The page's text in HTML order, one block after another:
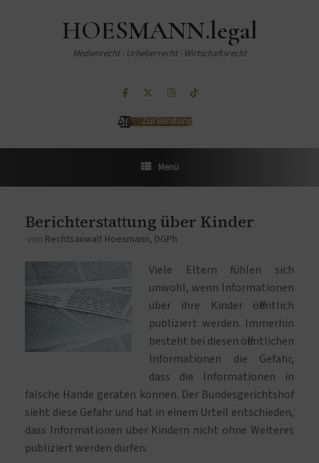
HOESMANN.legal
Medienrecht · Urheberrecht · Wirtschaftsrecht
Zur Beratung
Menü
Berichterstattung über Kinder
von Rechtsanwalt Hoesmann, DGPh
Viele Eltern fühlen sich
unwohl, wenn Informationen
über ihre Kinder öffentlich
publiziert werden. Immerhin
besteht bei diesen öffentlichen
Informationen die Gefahr,
dass die Informationen in
falsche Hände geraten können. Der Bundesgerichtshof
sieht diese Gefahr und hat in einem Urteil entschieden,
dass Informationen über Kindern nicht ohne Weiteres
publiziert werden dürfen.